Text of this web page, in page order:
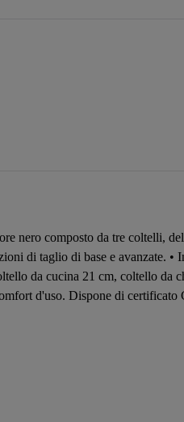
nero composto da tre coltelli,
di taglio di base e avanzate. •
da cucina 21 cm, coltello da
d'uso. Dispone di certificato